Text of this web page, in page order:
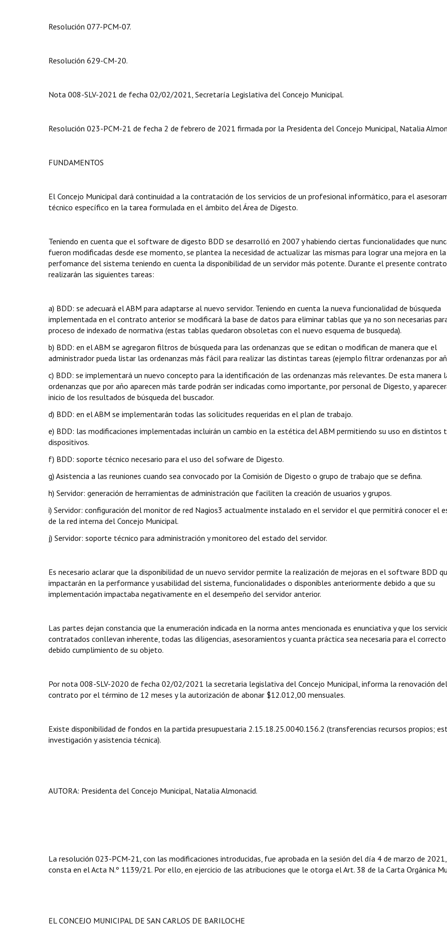
Resolución 077-PCM-07.
Resolución 629-CM-20.
Nota 008-SLV-2021 de fecha 02/02/2021, Secretaría Legislativa del Concejo Municipal.
Resolución 023-PCM-21 de fecha 2 de febrero de 2021 firmada por la Presidenta del Concejo Municipal, Natalia
FUNDAMENTOS
El Concejo Municipal dará continuidad a la contratación de los servicios de un profesional informático, para el
técnico específico en la tarea formulada en el ámbito del Área de Digesto.
Teniendo en cuenta que el software de digesto BDD se desarrolló en 2007 y habiendo ciertas funcionalidades que
fueron modificadas desde ese momento, se plantea la necesidad de actualizar las mismas para lograr una mejora en la
perfomance del sistema teniendo en cuenta la disponibilidad de un servidor más potente. Durante el presente
realizarán las siguientes tareas:
a) BDD: se adecuará el ABM para adaptarse al nuevo servidor. Teniendo en cuenta la nueva funcionalidad de búsqueda
implementada en el contrato anterior se modificará la base de datos para eliminar tablas que ya no son necesarias
proceso de indexado de normativa (estas tablas quedaron obsoletas con el nuevo esquema de busqueda).
b) BDD: en el ABM se agregaron filtros de búsqueda para las ordenanzas que se editan o modifican de manera que el
administrador pueda listar las ordenanzas más fácil para realizar las distintas tareas (ejemplo filtrar ordenanzas por
c) BDD: se implementará un nuevo concepto para la identificación de las ordenanzas más relevantes. De esta manera
ordenanzas que por año aparecen más tarde podrán ser indicadas como importante, por personal de Digesto, y
inicio de los resultados de búsqueda del buscador.
d) BDD: en el ABM se implementarán todas las solicitudes requeridas en el plan de trabajo.
e) BDD: las modificaciones implementadas incluirán un cambio en la estética del ABM permitiendo su uso en distintos
dispositivos.
f) BDD: soporte técnico necesario para el uso del sofware de Digesto.
g) Asistencia a las reuniones cuando sea convocado por la Comisión de Digesto o grupo de trabajo que se defina.
h) Servidor: generación de herramientas de administración que faciliten la creación de usuarios y grupos.
i) Servidor: configuración del monitor de red Nagios3 actualmente instalado en el servidor el que permitirá conocer el
de la red interna del Concejo Municipal.
j) Servidor: soporte técnico para administración y monitoreo del estado del servidor.
Es necesario aclarar que la disponibilidad de un nuevo servidor permite la realización de mejoras en el software BDD
impactarán en la performance y usabilidad del sistema, funcionalidades o disponibles anteriormente debido a que su
implementación impactaba negativamente en el desempeño del servidor anterior.
Las partes dejan constancia que la enumeración indicada en la norma antes mencionada es enunciativa y que los
contratados conllevan inherente, todas las diligencias, asesoramientos y cuanta práctica sea necesaria para el correcto
debido cumplimiento de su objeto.
Por nota 008-SLV-2020 de fecha 02/02/2021 la secretaria legislativa del Concejo Municipal, informa la renovación del
contrato por el término de 12 meses y la autorización de abonar $12.012,00 mensuales.
Existe disponibilidad de fondos en la partida presupuestaria 2.15.18.25.0040.156.2 (transferencias recursos propios;
investigación y asistencia técnica).
AUTORA: Presidenta del Concejo Municipal, Natalia Almonacid.
La resolución 023-PCM-21, con las modificaciones introducidas, fue aprobada en la sesión del día 4 de marzo de
consta en el Acta N.º 1139/21. Por ello, en ejercicio de las atribuciones que le otorga el Art. 38 de la Carta Orgánica
EL CONCEJO MUNICIPAL DE SAN CARLOS DE BARILOCHE